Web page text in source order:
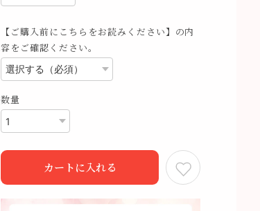
【ご購入前にこちらをお読みください】の内
容をご確認ください。
数量
カートに入れる